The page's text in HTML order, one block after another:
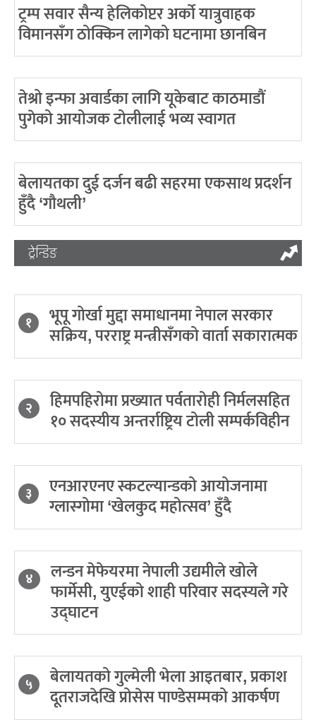
ट्रम्प सवार सैन्य हेलिकोप्टर अर्को यात्रुवाहक
विमानसँग ठोक्किन लागेको घटनामा छानबिन
तेश्रो इन्फा अवार्डका लागि यूकेबाट काठमाडौं
पुगेको आयोजक टोलीलाई भव्य स्वागत
बेलायतका दुई दर्जन बढी सहरमा एकसाथ प्रदर्शन
हुँदै ‘गौथली’
ट्रेन्डिङ
१ भूपू गोर्खा मुद्दा समाधानमा नेपाल सरकार
सक्रिय, परराष्ट्र मन्त्रीसँगको वार्ता सकारात्मक
२ हिमपहिरोमा प्रख्यात पर्वतारोही निर्मलसहित
१० सदस्यीय अन्तर्राष्ट्रिय टोली सम्पर्कविहीन
३ एनआरएनए स्कटल्यान्डको आयोजनामा
ग्लास्गोमा ‘खेलकुद महोत्सव’ हुँदै
४ लन्डन मेफेयरमा नेपाली उद्यमीले खोले
फार्मेसी, युएईको शाही परिवार सदस्यले गरे
उद्घाटन
५ बेलायतको गुल्मेली भेला आइतबार, प्रकाश
दूतराजदेखि प्रोसेस पाण्डेसम्मको आकर्षण